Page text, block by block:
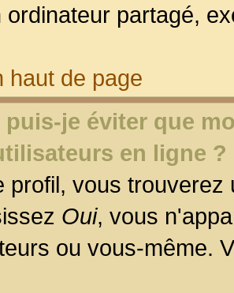
ordinateur partagé,
haut de page
puis-je éviter que
en ligne ?
profil, vous
Oui, vous
ou vous-même.